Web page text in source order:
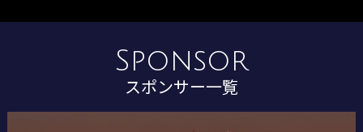
Sponsor
スポンサー一覧